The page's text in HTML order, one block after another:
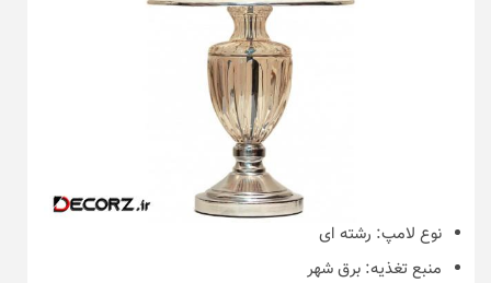
نوع لامپ: رشته ای
منبع تغذیه: برق شهر